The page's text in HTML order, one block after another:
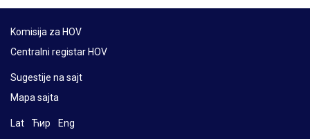
Komisija za HOV
Centralni registar HOV
Sugestije na sajt
Mapa sajta
Lat Ћир Eng